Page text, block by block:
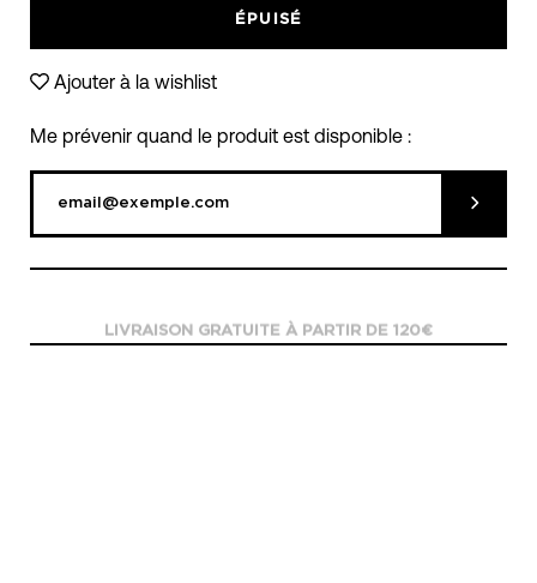
ÉPUISÉ
Ajouter à la wishlist
Me prévenir quand le produit est disponible :